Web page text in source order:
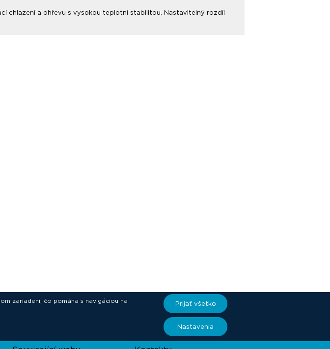
chlazení a ohřevu s vysokou teplotní stabilitou. Nastavitelný rozdíl
zariadení, čo pomáha s navigáciou na
Prijať všetko
Nastavenia